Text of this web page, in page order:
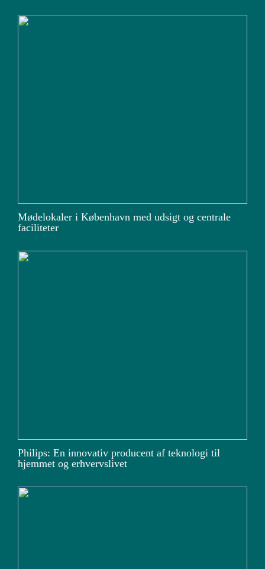
Mødelokaler i København med udsigt og centrale
faciliteter
Philips: En innovativ producent af teknologi til
hjemmet og erhvervslivet